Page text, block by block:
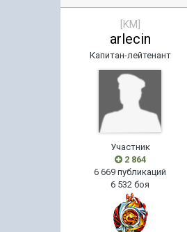
[KM]
arlecin
Капитан-лейтенант
Участник
2 864
6 669 публикаций
6 532 боя